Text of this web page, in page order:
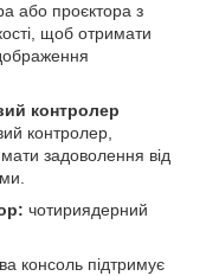
або проєктора з
щоб отримати
контролер
контролер,
задоволення від
чотириядерний
консоль підтримує